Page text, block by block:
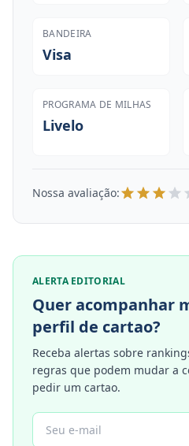
BANDEIRA
Visa
PROGRAMA DE MILHAS
Livelo
Nossa avaliação:
ALERTA EDITORIAL
Quer acompanhar
perfil de cartao?
Receba alertas sobre
regras que podem mudar a
pedir um cartao.